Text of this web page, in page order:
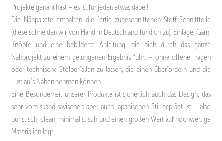
Projekte genäht hast – es ist für jeden etwas dabei!
Die Nähpakete enthalten die fertig zugeschnittenen Stoff-Schnittteile
(diese schneiden wir von Hand in Deutschland für dich zu), Einlage, Garn,
Knöpfe und eine bebilderte Anleitung, die dich durch das ganze
Nähprojekt zu einem gelungenen Ergebnis führt – ohne offene Fragen
oder technische Stolperfallen zu lassen, die einen überfordern und die
Lust aufs Nähen nehmen können.
Eine Besonderheit unserer Produkte ist sicherlich auch das Design, das
sehr vom skandinavischen aber auch japanischen Stil geprägt ist – also
puristisch, clean, minimalistisch und einen großen Wert auf hochwertige
Materialien legt.